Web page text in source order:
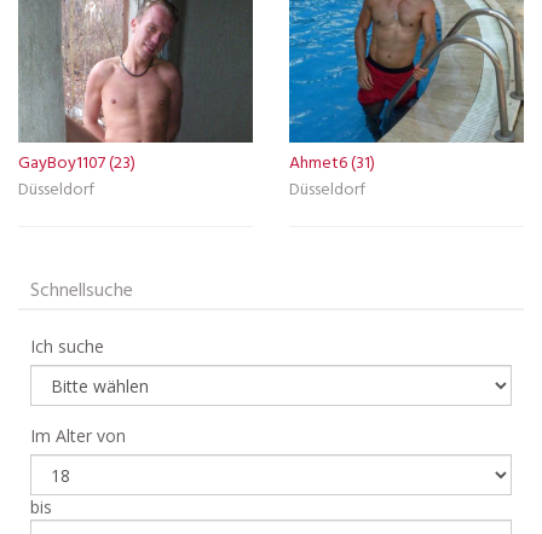
GayBoy1107 (23)
Düsseldorf
Ahmet6 (31)
Düsseldorf
Schnellsuche
Ich suche
Im Alter von
bis